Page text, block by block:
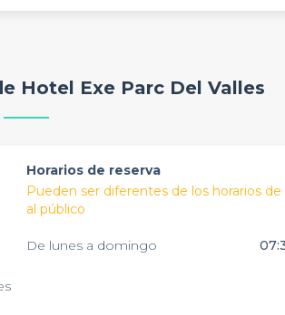
Su decoración es
sus variados ambientes hacen de
Hotel Exe Parc Del Valles
Horarios de reserva
Pueden ser diferentes de los horarios de
al público
De lunes a domingo